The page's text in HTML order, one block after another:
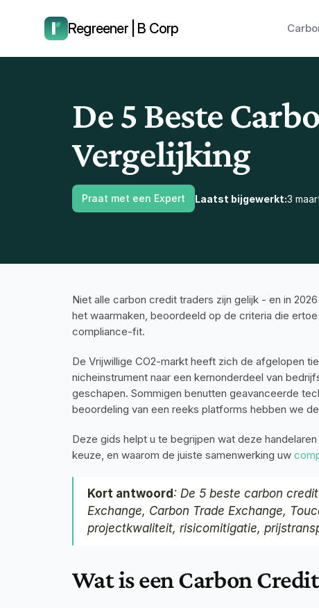
Regreener | B Corp
De 5 Beste
Vergelijking
Praat met een Expert Laatst bijgewerkt:3
Niet alle carbon credit traders zijn gelijk - en in
het waarmaken, beoordeeld op de criteria die
compliance-fit.
De Vrijwillige CO2-markt heeft zich de afgelopen
nicheinstrument naar een kernonderdeel van
geschapen. Sommigen benutten geavanceerde
beoordeling van een reeks platforms hebben we
Deze gids helpt u te begrijpen wat deze
keuze, en waarom de juiste samenwerking uw
Kort antwoord : De 5 beste carbon
Exchange, Carbon Trade Exchange,
projectkwaliteit, risicomitigatie,
Wat is een Carbon